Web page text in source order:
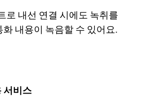
로 내선 연결 시에도 녹취를
화 내용이 녹음할 수 있어요.
서비스